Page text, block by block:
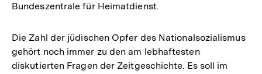
Bundeszentrale für Heimatdienst.
Die Zahl der jüdischen Opfer des Nationalsozialismus
gehört noch immer zu den am lebhaftesten
diskutierten Fragen der Zeitgeschichte. Es soll im